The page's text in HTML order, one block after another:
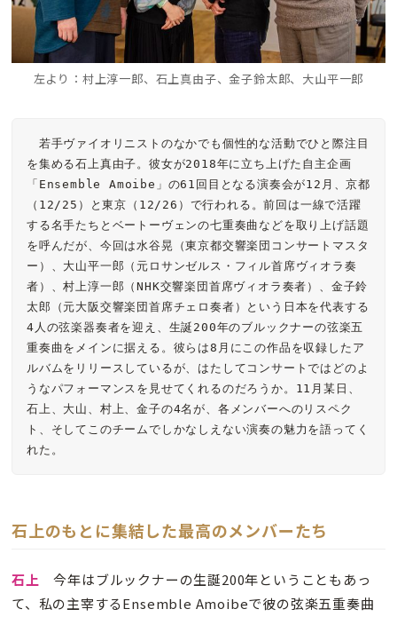
左より：村上淳一郎、石上真由子、金子鈴太郎、大山平一郎
若手ヴァイオリニストのなかでも個性的な活動でひと際注目
を集める石上真由子。彼女が2018年に立ち上げた自主企画
「Ensemble Amoibe」の61回目となる演奏会が12月、京都
（12/25）と東京（12/26）で行われる。前回は一線で活躍
する名手たちとベートーヴェンの七重奏曲などを取り上げ話題
を呼んだが、今回は水谷晃（東京都交響楽団コンサートマスタ
ー）、大山平一郎（元ロサンゼルス・フィル首席ヴィオラ奏
者）、村上淳一郎（NHK交響楽団首席ヴィオラ奏者）、金子鈴
太郎（元大阪交響楽団首席チェロ奏者）という日本を代表する
4人の弦楽器奏者を迎え、生誕200年のブルックナーの弦楽五
重奏曲をメインに据える。彼らは8月にこの作品を収録したア
ルバムをリリースしているが、はたしてコンサートではどのよ
うなパフォーマンスを見せてくれるのだろうか。11月某日、
石上、大山、村上、金子の4名が、各メンバーへのリスペク
ト、そしてこのチームでしかなしえない演奏の魅力を語ってく
れた。
石上のもとに集結した最高のメンバーたち
石上
今年はブルックナーの生誕200年ということもあっ
て、私の主宰するEnsemble Amoibeで彼の弦楽五重奏曲